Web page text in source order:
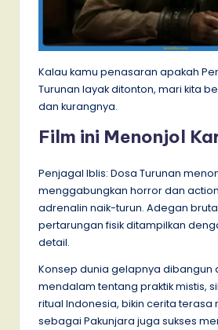
Kalau kamu penasaran apakah
Turunan layak ditonton, mari kita
dan kurangnya.
Film ini Menonjol
Penjagal Iblis: Dosa Turunan
menggabungkan horror dan
adrenalin naik-turun. Adegan
pertarungan fisik ditampilkan
detail.
Konsep dunia gelapnya dibangun
mendalam tentang praktik mistis,
ritual Indonesia, bikin cerita terasa
sebagai Pakunjara juga sukses